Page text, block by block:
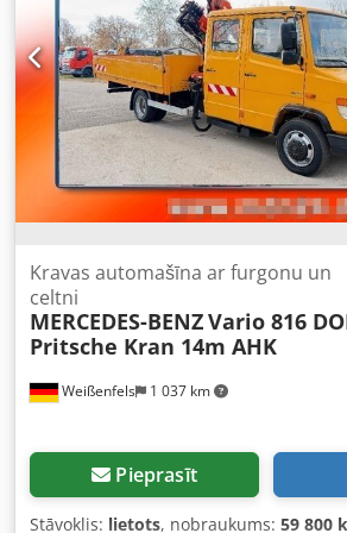
Weißenfels 1 037 km
Kravas automašīna ar furgonu un
celtni
MERCEDES-BENZVario 816
Pritsche Kran 14m AHK
Pieprasīt
Stāvoklis: lietots, nobraukums: 59 800